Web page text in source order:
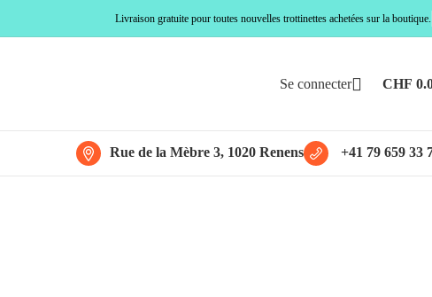
Livraison gratuite pour toutes nouvelles trottinettes achetées sur la boutique.
Se connecter CHF
Rue de la Mèbre 3, 1020 Renens +41 79 659 33